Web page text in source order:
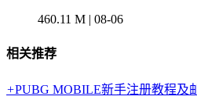
460.11 M | 08-06
相关推荐
+PUBG MOBILE新手注册教程及